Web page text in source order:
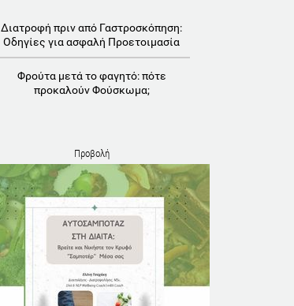
Διατροφή πριν από Γαστροσκόπηση:
Οδηγίες για ασφαλή Προετοιμασία
Φρούτα μετά το φαγητό: πότε
προκαλούν Φούσκωμα;
Προβολή